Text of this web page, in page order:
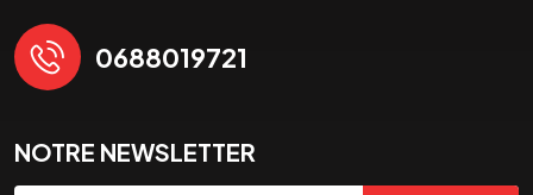
0688019721
NOTRE NEWSLETTER